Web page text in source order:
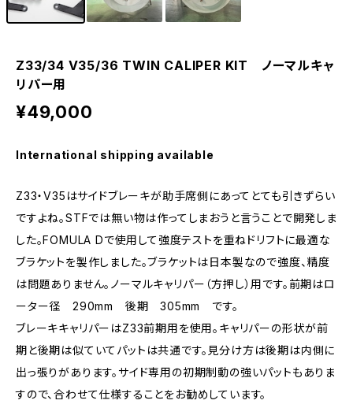
Z33/34 V35/36 TWIN CALIPER KIT ノーマルキャ
リパー用
¥49,000
International shipping available
Z33・V35はサイドブレーキが助手席側にあってとても引きずらい
ですよね。STFでは無い物は作ってしまおうと言うことで開発しま
した。FOMULA Dで使用して強度テストを重ねドリフトに最適な
ブラケットを製作しました。ブラケットは日本製なので強度、精度
は問題ありません。ノーマルキャリパー（方押し）用です。前期はロ
ーター径 290mm 後期 305mm です。
ブレーキキャリパーはZ33前期用を使用。キャリパーの形状が前
期と後期は似ていてパットは共通です。見分け方は後期は内側に
出っ張りがあります。サイド専用の初期制動の強いパットもありま
すので、合わせて仕様することをお勧めしています。